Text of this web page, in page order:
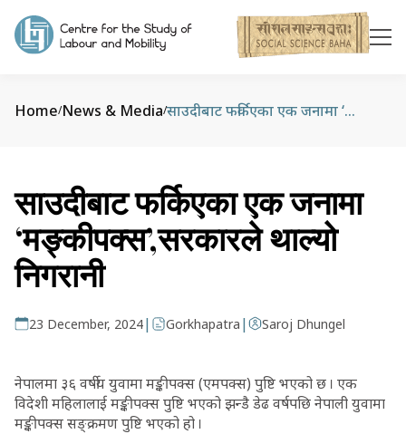
Home/News & Media/ साउदीबाट फर्किएका एक जनामा ‘मङ्कीपक्स’,सरकारले थाल्यो निगरानी
साउदीबाट फर्किएका एक जनामा
‘मङ्कीपक्स’,सरकारले थाल्यो
निगरानी
23 December, 2024| Gorkhapatra | Saroj Dhungel
नेपालमा ३६ वर्षीय युवामा मङ्कीपक्स (एमपक्स) पुष्टि भएको छ । एक
विदेशी महिलालाई मङ्कीपक्स पुष्टि भएको झन्डै डेढ वर्षपछि नेपाली युवामा
मङ्कीपक्स सङ्क्रमण पुष्टि भएको हो ।